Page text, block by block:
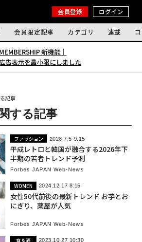
会員登録 ログイン
会員限定記事 カテゴリ 連載
新機能｜
告表示を最小限にしました
記事
する記事
ファッション 2026.7.5 9:15
平成レトロと韓国が融合する2026年下
半期の若者トレンド予測
Forbes JAPAN Web-News
WOMEN 2024.12.17 8:15
女性50代前後の最新トレンド お芋とお
にぎり、薬屋が人気
Forbes JAPAN Web-News
食＆酒 2023.10.27 10:30